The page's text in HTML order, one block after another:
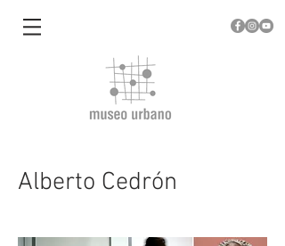
Alberto Cedrón